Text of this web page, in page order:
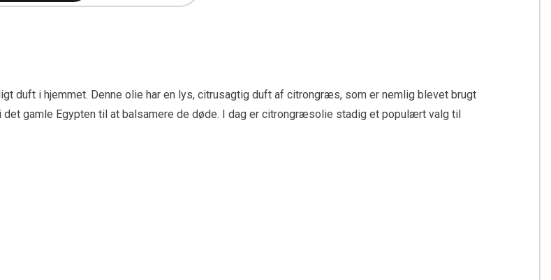
i hjemmet. Denne olie har en lys, citrusagtig duft af citrongræs, som er nemlig blevet brugt
gamle Egypten til at balsamere de døde. I dag er citrongræsolie stadig et populært valg til